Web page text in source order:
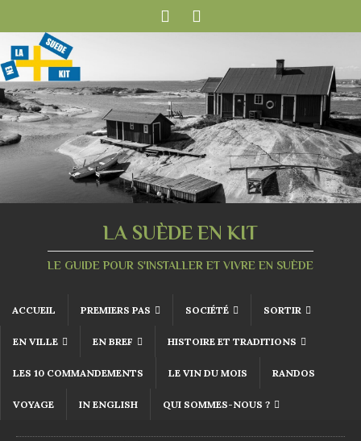
LA SUÈDE EN KIT
LE GUIDE POUR S'INSTALLER ET VIVRE EN SUÈDE
ACCUEIL PREMIERS PAS SOCIÉTÉ SORTIR
EN VILLE EN BREF HISTOIRE ET TRADITIONS
LES 10 COMMANDEMENTS LE VIN DU MOIS RANDOS
VOYAGE IN ENGLISH QUI SOMMES-NOUS ?